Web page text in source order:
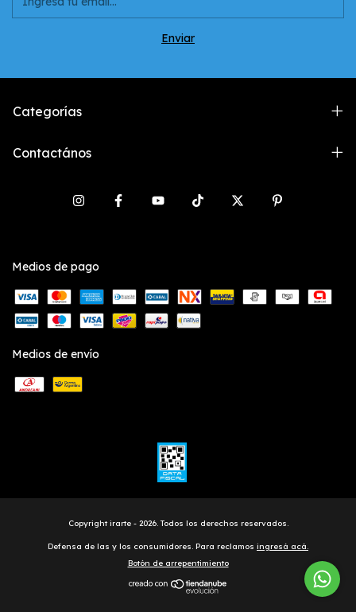
Categorías
Contactános
Medios de pago
Medios de envío
Copyright irarte - 2026. Todos los derechos reservados.
Defensa de las y los consumidores. Para reclamos ingresá acá.
Botón de arrepentimiento